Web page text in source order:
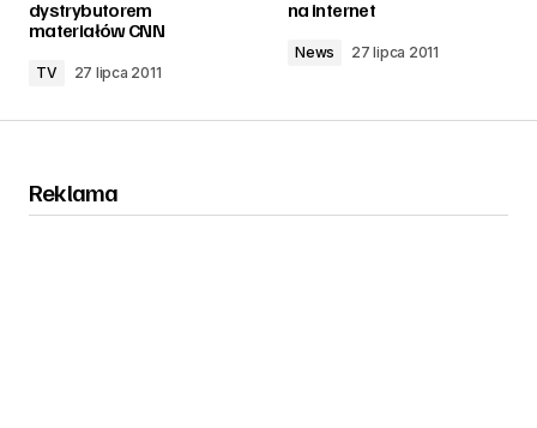
dystrybutorem
materiałów CNN
TV 27 lipca 2011
na internet
News 27 lipca 2011
Reklama